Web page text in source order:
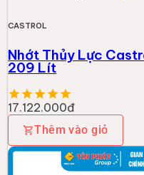
CASTROL
Nhớt Castrol Thủy